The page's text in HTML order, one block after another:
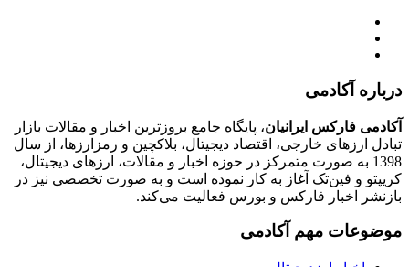
درباره آکادمی
آکادمی فارکس ایرانیان، پایگاه جامع بروزترین اخبار و مقالات بازار
تبادل ارزهای خارجی، اقتصاد دیجیتال، بلاکچین و رمزارزها، از سال
1398 به صورت متمرکز در حوزه اخبار و مقالات، ارزهای‌ دیجیتال،
کریپتو و فین‌تک آغاز به کار نموده است و به صورت تخصصی نیز در
بازنشر اخبار فارکس و بورس فعالیت می‌کند.
موضوعات مهم آکادمی